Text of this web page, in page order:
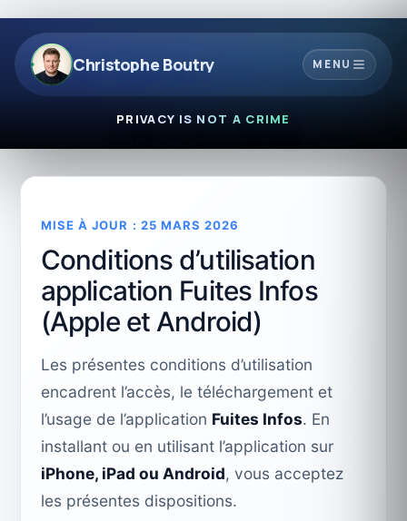
Christophe Boutry MENU
PRIVACY IS NOT A CRIME
MISE À JOUR : 25 MARS 2026
Conditions d’utilisation
application Fuites Infos
(Apple et Android)
Les présentes conditions d’utilisation
encadrent l’accès, le téléchargement et
l’usage de l’application Fuites Infos. En
installant ou en utilisant l’application sur
iPhone, iPad ou Android, vous acceptez
les présentes dispositions.